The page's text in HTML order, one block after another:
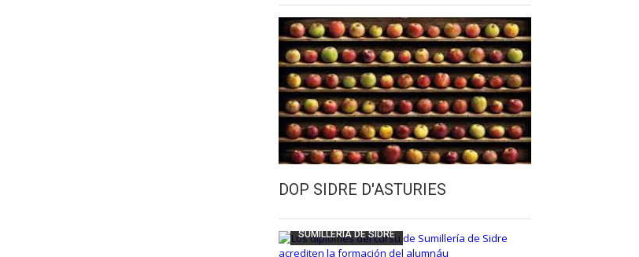
DOP SIDRE D'ASTURIES
CULTURA SIDRERA
ESCUELA DE SUMILLERÍA DE LA SIDRE
SUMILLERÍA DE SIDRE